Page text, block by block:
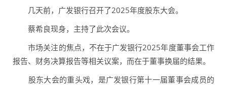
几天前，广发银行召开了2025年度股东大会。
蔡希良现身，主持了此次会议。
市场关注的焦点，不在于广发银行2025年度董事会工作
报告、财务决算报告等相关议案，而在于董事换届的结果。
股东大会的重头戏，是广发银行第十一届董事会成员的